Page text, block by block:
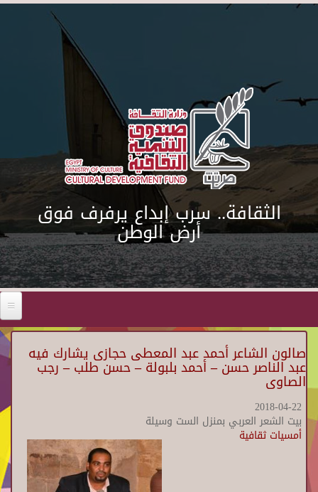
Skip to main content
الثقافة.. سرب إبداع يرفرف فوق
أرض الوطن
صالون الشاعر أحمد عبد المعطى حجازى يشارك فيه
عبد الناصر حسن – أحمد بلبولة – حسن طلب – رجب
الصاوى
2018-04-22
بيت الشعر العربي بمنزل الست وسيلة
أمسيات ثقافية